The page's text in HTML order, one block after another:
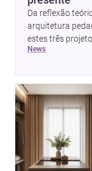
Da reflexão
arquitetura
estes três
hoje a emoção,
pistas valiosas
news